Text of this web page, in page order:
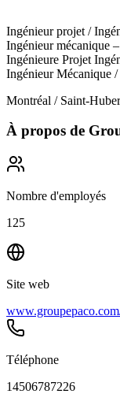
Ingénieur projet /
Ingénieur mécanique
Ingénieure Projet
Ingénieur Mécanique
Montréal / Saint-
À propos de
Nombre d'employés
125
Site web
Téléphone
14506787226